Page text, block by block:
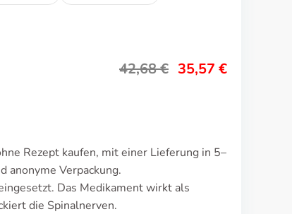
42,68€ 35,57 €
Rezept kaufen, mit einer Lieferung in 5–
anonyme Verpackung.
Das Medikament wirkt als
die Spinalnerven.